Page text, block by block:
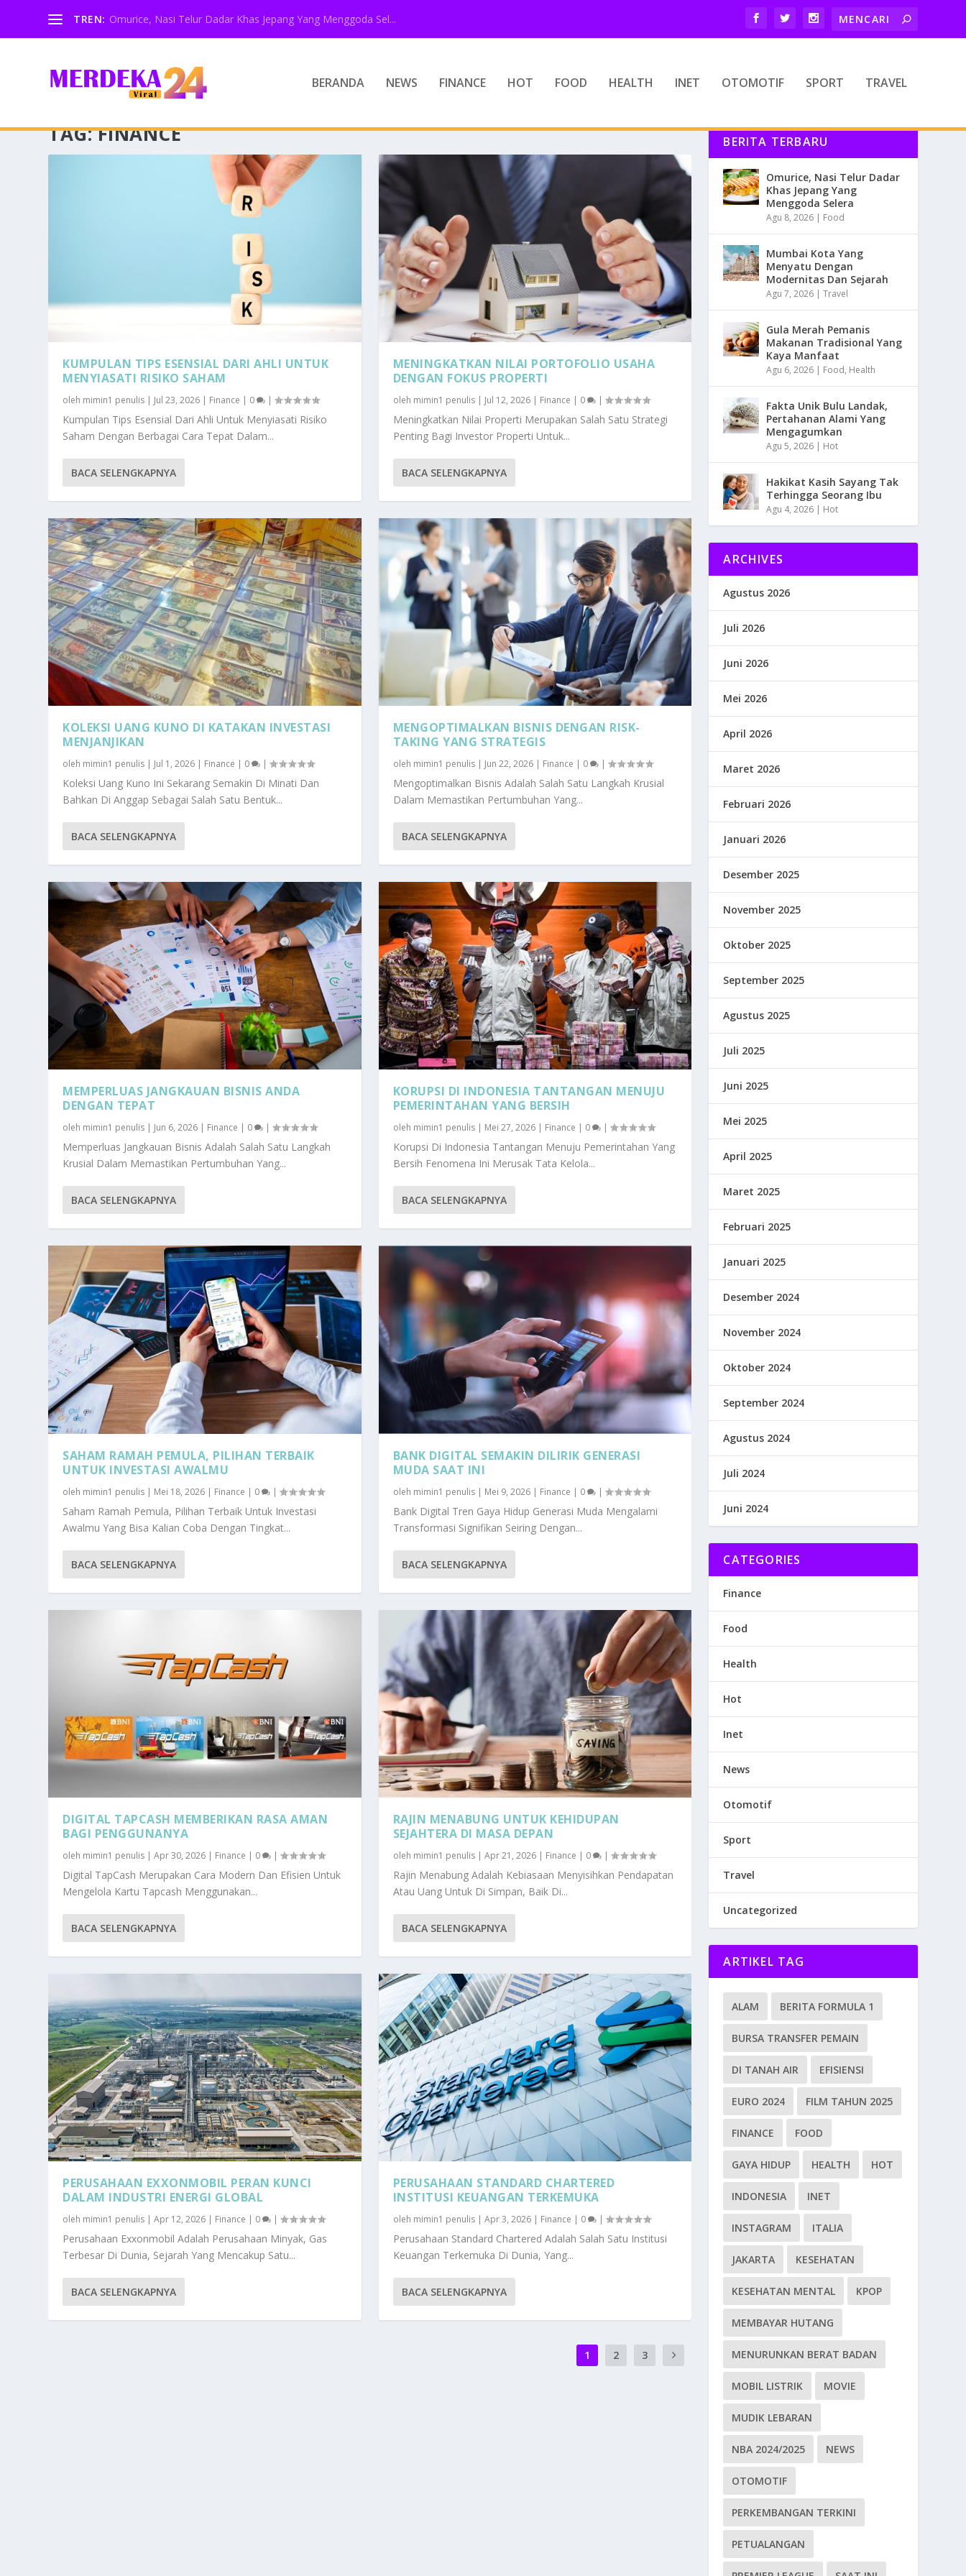
TREN: Omurice, Nasi Telur Dadar Khas Jepang Yang Menggoda Sel...
BERANDA NEWS FINANCE HOT FOOD HEALTH INET OTOMOTIF SPORT TRAVEL
TAG:FINANCE
KUMPULAN TIPS ESENSIAL DARI AHLI UNTUK
MENYIASATI RISIKO SAHAM
oleh mimin1 penulis | Jul 23, 2026 | Finance | 0 |
Kumpulan Tips Esensial Dari Ahli Untuk Menyiasati Risiko
Saham Dengan Berbagai Cara Tepat Dalam...
BACA SELENGKAPNYA
KOLEKSI UANG KUNO DI KATAKAN INVESTASI
MENJANJIKAN
oleh mimin1 penulis | Jul 1, 2026 | Finance | 0 |
Koleksi Uang Kuno Ini Sekarang Semakin Di Minati Dan
Bahkan Di Anggap Sebagai Salah Satu Bentuk...
BACA SELENGKAPNYA
MEMPERLUAS JANGKAUAN BISNIS ANDA
DENGAN TEPAT
oleh mimin1 penulis | Jun 6, 2026 | Finance | 0 |
Memperluas Jangkauan Bisnis Adalah Salah Satu Langkah
Krusial Dalam Memastikan Pertumbuhan Yang...
BACA SELENGKAPNYA
SAHAM RAMAH PEMULA, PILIHAN TERBAIK
UNTUK INVESTASI AWALMU
oleh mimin1 penulis | Mei 18, 2026 | Finance | 0 |
Saham Ramah Pemula, Pilihan Terbaik Untuk Investasi
Awalmu Yang Bisa Kalian Coba Dengan Tingkat...
BACA SELENGKAPNYA
DIGITAL TAPCASH MEMBERIKAN RASA AMAN
BAGI PENGGUNANYA
oleh mimin1 penulis |Apr 30, 2026 | Finance | 0 |
Digital TapCash Merupakan Cara Modern Dan Efisien Untuk
Mengelola Kartu Tapcash Menggunakan...
BACA SELENGKAPNYA
PERUSAHAAN EXXONMOBIL PERAN KUNCI
DALAM INDUSTRI ENERGI GLOBAL
oleh mimin1 penulis |Apr 12, 2026 | Finance | 0 |
Perusahaan Exxonmobil Adalah Perusahaan Minyak, Gas
Terbesar Di Dunia, Sejarah Yang Mencakup Satu...
BACA SELENGKAPNYA
MENINGKATKAN NILAI PORTOFOLIO USAHA
DENGAN FOKUS PROPERTI
oleh mimin1 penulis| Jul 12, 2026| Finance | 0 |
Meningkatkan Nilai Properti Merupakan Salah Satu Strategi
Penting Bagi Investor Properti Untuk...
BACA SELENGKAPNYA
MENGOPTIMALKAN BISNIS DENGAN RISK-
TAKING YANG STRATEGIS
oleh mimin1 penulis| Jun 22, 2026| Finance | 0 |
Mengoptimalkan Bisnis Adalah Salah Satu Langkah Krusial
Dalam Memastikan Pertumbuhan Yang...
BACA SELENGKAPNYA
KORUPSI DI INDONESIA TANTANGAN MENUJU
PEMERINTAHAN YANG BERSIH
oleh mimin1 penulis| Mei 27, 2026| Finance | 0 |
Korupsi Di Indonesia Tantangan Menuju Pemerintahan Yang
Bersih Fenomena Ini Merusak Tata Kelola...
BACA SELENGKAPNYA
BANK DIGITAL SEMAKIN DILIRIK GENERASI
MUDA SAAT INI
oleh mimin1 penulis| Mei 9, 2026| Finance | 0 |
Bank Digital Tren Gaya Hidup Generasi Muda Mengalami
Transformasi Signifikan Seiring Dengan...
BACA SELENGKAPNYA
RAJIN MENABUNG UNTUK KEHIDUPAN
SEJAHTERA DI MASA DEPAN
oleh mimin1 penulis| Apr 21, 2026| Finance | 0 |
Rajin Menabung Adalah Kebiasaan Menyisihkan Pendapatan
Atau Uang Untuk Di Simpan, Baik Di...
BACA SELENGKAPNYA
PERUSAHAAN STANDARD CHARTERED
INSTITUSI KEUANGAN TERKEMUKA
oleh mimin1 penulis| Apr 3, 2026| Finance | 0 |
Perusahaan Standard Chartered Adalah Salah Satu Institusi
Keuangan Terkemuka Di Dunia, Yang...
BACA SELENGKAPNYA
1 2 3
BERITA TERBARU
Omurice, Nasi Telur Dadar
Khas Jepang Yang
Menggoda Selera
Agu 8, 2026 | Food
Mumbai Kota Yang
Menyatu Dengan
Modernitas Dan Sejarah
Agu 7, 2026 |Travel
Gula Merah Pemanis
Makanan Tradisional Yang
Kaya Manfaat
Agu 6, 2026 | Food, Health
Fakta Unik Bulu Landak,
Pertahanan Alami Yang
Mengagumkan
Agu 5, 2026 | Hot
Hakikat Kasih Sayang Tak
Terhingga Seorang Ibu
Agu 4, 2026 | Hot
ARCHIVES
Agustus 2026
Juli 2026
Juni 2026
Mei 2026
April 2026
Maret 2026
Februari 2026
Januari 2026
Desember 2025
November 2025
Oktober 2025
September 2025
Agustus 2025
Juli 2025
Juni 2025
Mei 2025
April 2025
Maret 2025
Februari 2025
Januari 2025
Desember 2024
November 2024
Oktober 2024
September 2024
Agustus 2024
Juli 2024
Juni 2024
CATEGORIES
Finance
Food
Health
Hot
Inet
News
Otomotif
Sport
Travel
Uncategorized
ARTIKEL TAG
ALAM BERITA FORMULA 1
BURSA TRANSFER PEMAIN
DI TANAH AIR EFISIENSI
EURO 2024 FILM TAHUN 2025
FINANCE FOOD
GAYA HIDUP HEALTH HOT
INDONESIA INET
INSTAGRAM ITALIA
JAKARTA KESEHATAN
KESEHATAN MENTAL KPOP
MEMBAYAR HUTANG
MENURUNKAN BERAT BADAN
MOBIL LISTRIK MOVIE
MUDIK LEBARAN
NBA 2024/2025 NEWS
OTOMOTIF
PERKEMBANGAN TERKINI
PETUALANGAN